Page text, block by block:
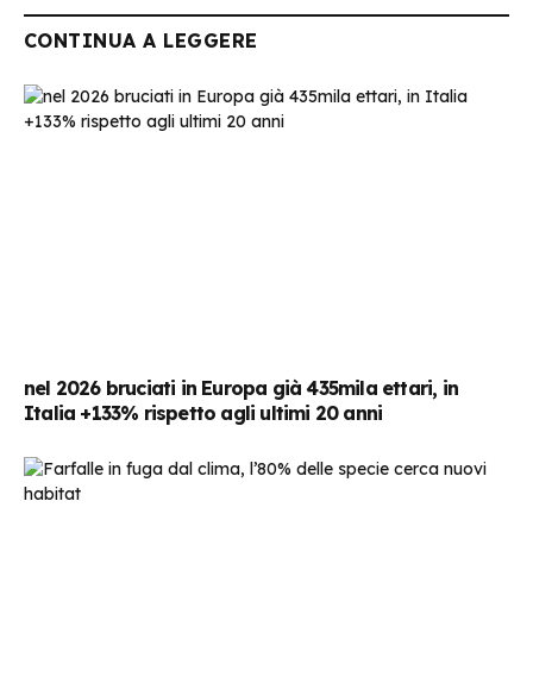
CONTINUA A LEGGERE
nel 2026 bruciati in Europa già 435mila ettari, in
Italia +133% rispetto agli ultimi 20 anni